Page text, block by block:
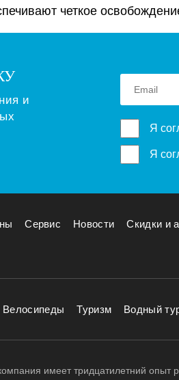
четкое
и
Я
Я
Сервис Новости Скидки и
Велосипеды Туризм Водный
имеет тридцатилетний опыт